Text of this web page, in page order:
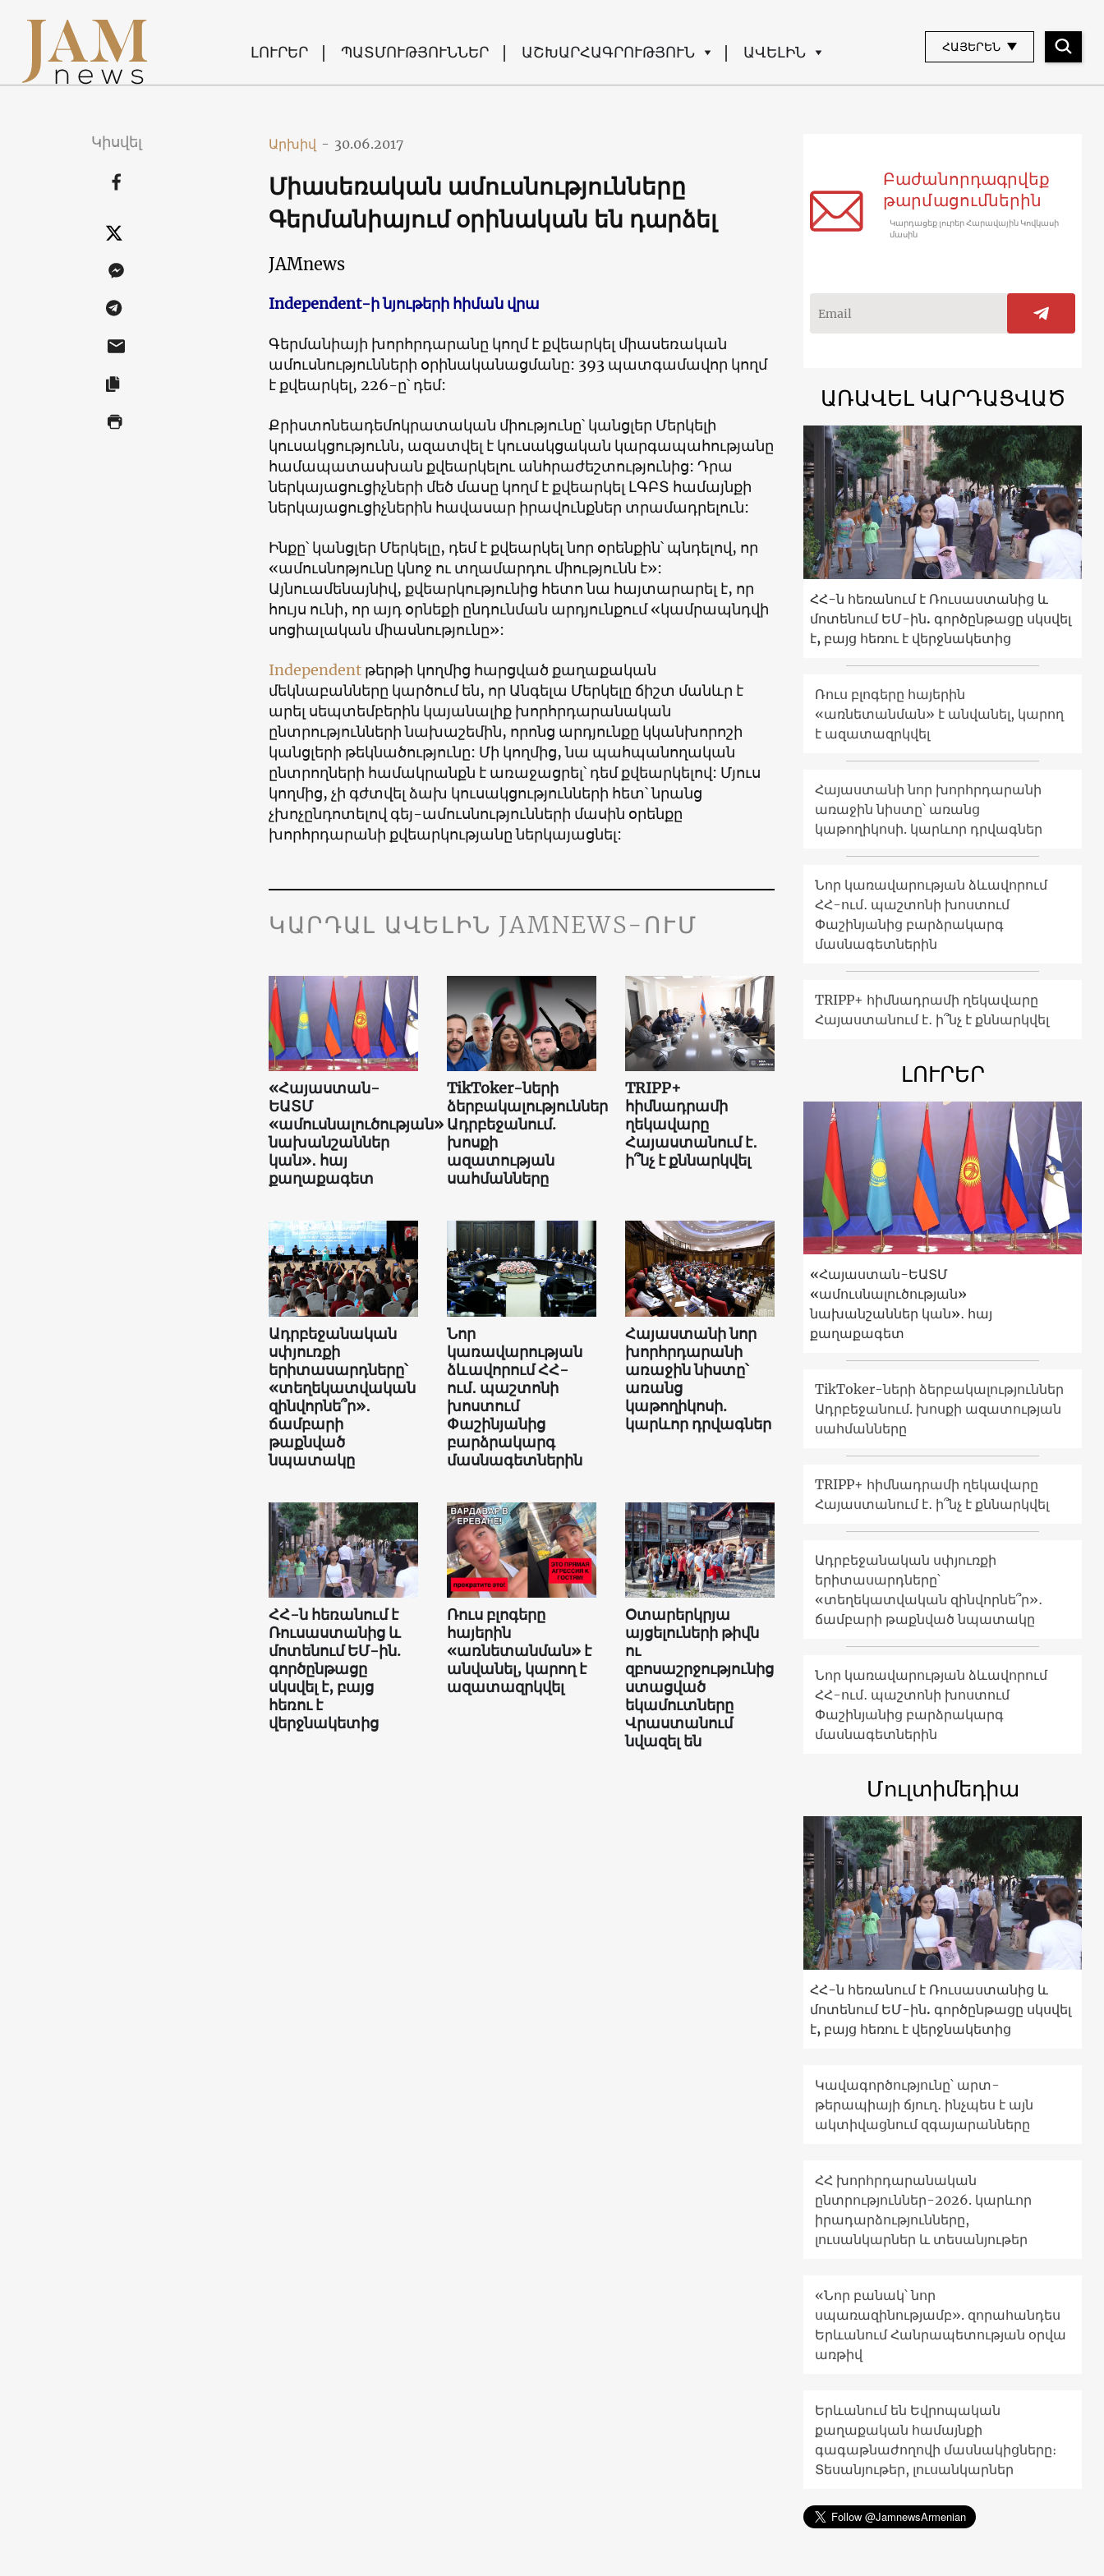
ԼՈՒՐԵՐ ՊԱՏՄՈՒԹՅՈՒՆՆԵՐ ԱՇԽԱՐՀԱԳՐՈՒԹՅՈՒՆ ԱՎԵԼԻՆ ՀԱՅԵՐԵՆ
Կիսվել Արխիվ - 30.06.2017
Միասեռական ամուսնությունները
Գերմանիայում օրինական են դարձել
JAMnews
Independent-ի նյութերի հիման վրա
Գերմանիայի խորհրդարանը կողմ է քվեարկել միասեռական
ամուսնությունների օրինականացմանը: 393 պատգամավոր կողմ
է քվեարկել, 226-ը՝ դեմ:
Քրիստոնեադեմոկրատական միությունը՝ կանցլեր Մերկելի
կուսակցությունն, ազատվել է կուսակցական կարգապահությանը
համապատասխան քվեարկելու անհրաժեշտությունից: Դրա
ներկայացուցիչների մեծ մասը կողմ է քվեարկել ԼԳԲՏ համայնքի
ներկայացուցիչներին հավասար իրավունքներ տրամադրելուն:
Ինքը՝ կանցլեր Մերկելը, դեմ է քվեարկել նոր օրենքին՝ պնդելով, որ
«ամուսնոթյունը կնոջ ու տղամարդու միությունն է»:
Այնուամենայնիվ, քվեարկությունից հետո նա հայտարարել է, որ
հույս ունի, որ այդ օրնեքի ընդունման արդյունքում«կամրապնդվի
սոցիալական միասնությունը»:
Independent թերթի կողմից հարցված քաղաքական
մեկնաբանները կարծում են, որ Անգելա Մերկելը ճիշտ մանևր է
արել սեպտեմբերին կայանալիք խորհրդարանական
ընտրությունների նախաշեմին, որոնց արդյունքը կկանխորոշի
կանցլերի թեկնածությունը: Մի կողմից, նա պահպանողական
ընտրողների համակրանքն է առաջացրել՝ դեմ քվեարկելով: Մյուս
կողմից, չի գժտվել ձախ կուսակցությունների հետ՝ նրանց
չխոչընդոտելով գեյ-ամուսնությունների մասին օրենքը
խորհրդարանի քվեարկությանը ներկայացնել:
ԿԱՐԴԱԼ ԱՎԵԼԻՆ JAMNEWS-ՈՒՄ
«Հայաստան-
ԵԱՏՄ
«ամուսնալուծության»
նախանշաններ
կան»․ հայ
քաղաքագետ
TikToker-ների
ձերբակալություններ
Ադրբեջանում.
խոսքի
ազատության
սահմանները
TRIPP+
հիմնադրամի
ղեկավարը
Հայաստանում է․
ի՞նչ է քննարկվել
Ադրբեջանական
սփյուռքի
երիտասարդները՝
«տեղեկատվական
զինվորնե՞ր»․
ճամբարի
թաքնված
նպատակը
Նոր
կառավարության
ձևավորում ՀՀ-
ում․ պաշտոնի
խոստում
Փաշինյանից
բարձրակարգ
մասնագետներին
Հայաստանի նոր
խորհրդարանի
առաջին նիստը՝
առանց
կաթողիկոսի.
կարևոր դրվագներ
ՀՀ-ն հեռանում է
Ռուսաստանից և
մոտենում ԵՄ-ին.
գործընթացը
սկսվել է, բայց
հեռու է
վերջնակետից
Ռուս բլոգերը
հայերին
«առնետանման» է
անվանել, կարող է
ազատազրկվել
Օտարերկրյա
այցելուների թիվն
ու
զբոսաշրջությունից
ստացված
եկամուտները
Վրաստանում
նվազել են
Բաժանորդագրվեք
թարմացումներին
Կարդացեք լուրեր Հարավային Կովկասի
մասին
ԱՌԱՎԵԼ ԿԱՐԴԱՑՎԱԾ
ՀՀ-ն հեռանում է Ռուսաստանից և
մոտենում ԵՄ-ին. գործընթացը սկսվել
է, բայց հեռու է վերջնակետից
Ռուս բլոգերը հայերին
«առնետանման» է անվանել, կարող
է ազատազրկվել
Հայաստանի նոր խորհրդարանի
առաջին նիստը՝ առանց
կաթողիկոսի. կարևոր դրվագներ
Նոր կառավարության ձևավորում
ՀՀ-ում․ պաշտոնի խոստում
Փաշինյանից բարձրակարգ
մասնագետներին
TRIPP+ հիմնադրամի ղեկավարը
Հայաստանում է․ ի՞նչ է քննարկվել
ԼՈՒՐԵՐ
«Հայաստան-ԵԱՏՄ
«ամուսնալուծության»
նախանշաններ կան»․ հայ
քաղաքագետ
TikToker-ների ձերբակալություններ
Ադրբեջանում. խոսքի ազատության
սահմանները
TRIPP+ հիմնադրամի ղեկավարը
Հայաստանում է․ ի՞նչ է քննարկվել
Ադրբեջանական սփյուռքի
երիտասարդները՝
«տեղեկատվական զինվորնե՞ր»․
ճամբարի թաքնված նպատակը
Նոր կառավարության ձևավորում
ՀՀ-ում․ պաշտոնի խոստում
Փաշինյանից բարձրակարգ
մասնագետներին
Մուլտիմեդիա
ՀՀ-ն հեռանում է Ռուսաստանից և
մոտենում ԵՄ-ին. գործընթացը սկսվել
է, բայց հեռու է վերջնակետից
Կավագործությունը՝ արտ-
թերապիայի ճյուղ․ ինչպես է այն
ակտիվացնում զգայարանները
ՀՀ խորհրդարանական
ընտրություններ-2026. կարևոր
իրադարձությունները,
լուսանկարներ և տեսանյութեր
«Նոր բանակ՝ նոր
սպառազինությամբ». զորահանդես
Երևանում Հանրապետության օրվա
առթիվ
Երևանում են Եվրոպական
քաղաքական համայնքի
գագաթնաժողովի մասնակիցները։
Տեսանյութեր, լուսանկարներ